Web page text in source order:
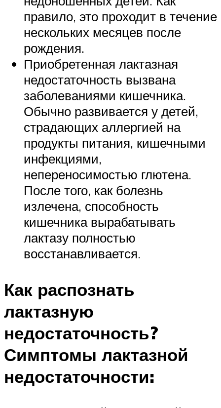
правило, это проходит в течение
нескольких месяцев после
рождения.
Приобретенная лактазная
недостаточность вызвана
заболеваниями кишечника.
Обычно развивается у детей,
страдающих аллергией на
продукты питания, кишечными
инфекциями,
непереносимостью глютена.
После того, как болезнь
излечена, способность
кишечника вырабатывать
лактазу полностью
восстанавливается.
Как распознать
лактазную
недостаточность?
Симптомы лактазной
недостаточности: